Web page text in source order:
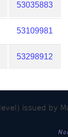
53035883
53109981
53298912